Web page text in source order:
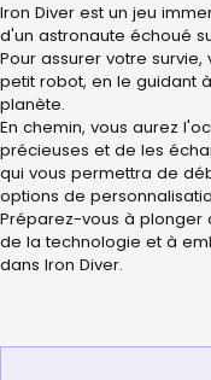
Iron Diver est un jeu
d'un astronaute échoué
Pour assurer votre
petit robot, en le guidant
planète.
En chemin, vous aurez
précieuses et de les
qui vous permettra de
options de
Préparez-vous à plonger
de la technologie et à
dans Iron Diver.